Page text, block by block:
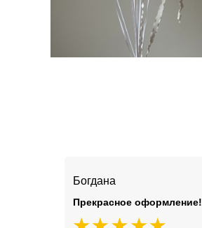
Богдана
Прекрасное оформление!